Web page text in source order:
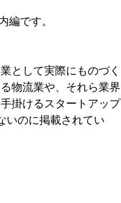
です。
として実際にものづく
物流業や、それら業界
掛けるスタートアップ
いのに掲載されてい